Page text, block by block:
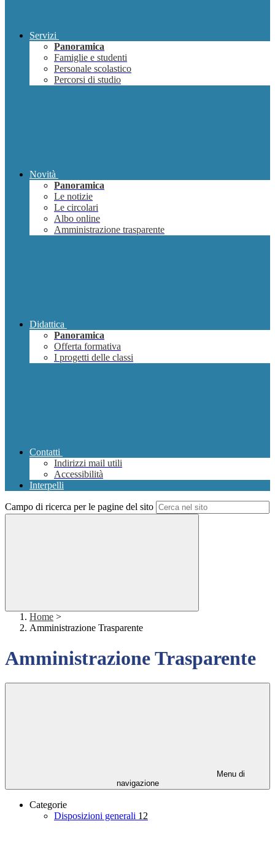
Servizi
Panoramica
Famiglie e studenti
Personale scolastico
Percorsi di studio
Novità
Panoramica
Le notizie
Le circolari
Albo online
Amministrazione trasparente
Didattica
Panoramica
Offerta formativa
I progetti delle classi
Contatti
Indirizzi mail utili
Accessibilità
Interpelli
Campo di ricerca per le pagine del sito
Home >
Amministrazione Trasparente
Amministrazione Trasparente
Menu di
navigazione
Categorie
Disposizioni generali 12